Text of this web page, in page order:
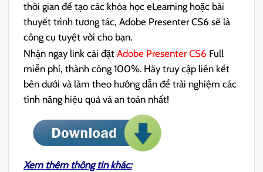
thời gian để tạo các khóa học eLearning hoặc bài
thuyết trình tương tác, Adobe Presenter CS6 sẽ là
công cụ tuyệt vời cho bạn.
Nhận ngay link cài đặtAdobe Presenter CS6 Full
miễn phí, thành công 100%. Hãy truy cập liên kết
bên dưới và làm theo hướng dẫn để trải nghiệm các
tính năng hiệu quả và an toàn nhất!
Xem thêm thông tin khác: